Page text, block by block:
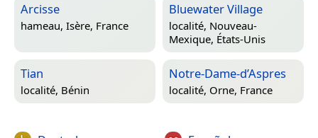
Arcisse
hameau, Isère, France
Bluewater Village
localité, Nouveau-
Mexique, États-Unis
Tian
localité, Bénin
Notre-Dame-d’Aspres
localité, Orne, France